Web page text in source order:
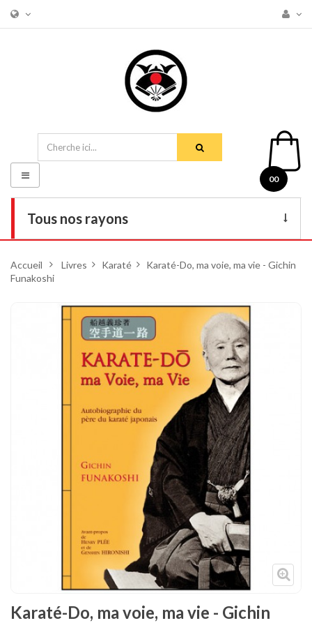
00
Tous nos rayons
DVD
Armes
Chaussures
Protections
Cible de frappe
Accessoires
Tatamis
Basculer
la
navigation
Accueil > Livres > Karaté > Karaté-Do, ma voie, ma vie - Gichin
Funakoshi
Karaté-Do, ma voie, ma vie - Gichin